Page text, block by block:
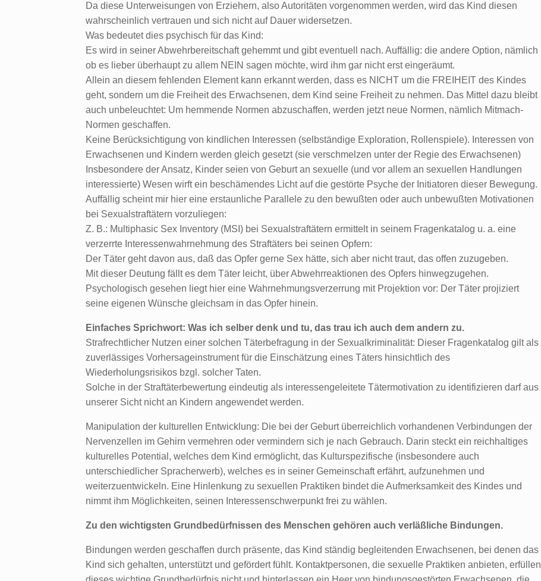
Da diese Unterweisungen von Erziehern, also Autoritäten vorgenommen werden, wird das Kind diesen
wahrscheinlich vertrauen und sich nicht auf Dauer widersetzen.
Was bedeutet dies psychisch für das Kind:
Es wird in seiner Abwehrbereitschaft gehemmt und gibt eventuell nach. Auffällig: die andere Option, nämlich
ob es lieber überhaupt zu allem NEIN sagen möchte, wird ihm gar nicht erst eingeräumt.
Allein an diesem fehlenden Element kann erkannt werden, dass es NICHT um die FREIHEIT des Kindes
geht, sondern um die Freiheit des Erwachsenen, dem Kind seine Freiheit zu nehmen. Das Mittel dazu bleibt
auch unbeleuchtet: Um hemmende Normen abzuschaffen, werden jetzt neue Normen, nämlich Mitmach-
Normen geschaffen.
Keine Berücksichtigung von kindlichen Interessen (selbständige Exploration, Rollenspiele). Interessen von
Erwachsenen und Kindern werden gleich gesetzt (sie verschmelzen unter der Regie des Erwachsenen)
Insbesondere der Ansatz, Kinder seien von Geburt an sexuelle (und vor allem an sexuellen Handlungen
interessierte) Wesen wirft ein beschämendes Licht auf die gestörte Psyche der Initiatoren dieser Bewegung.
Auffällig scheint mir hier eine erstaunliche Parallele zu den bewußten oder auch unbewußten Motivationen
bei Sexualstraftätern vorzuliegen:
Z. B.: Multiphasic Sex Inventory (MSI) bei Sexualstraftätern ermittelt in seinem Fragenkatalog u. a. eine
verzerrte Interessenwahrnehmung des Straftäters bei seinen Opfern:
Der Täter geht davon aus, daß das Opfer gerne Sex hätte, sich aber nicht traut, das offen zuzugeben.
Mit dieser Deutung fällt es dem Täter leicht, über Abwehrreaktionen des Opfers hinwegzugehen.
Psychologisch gesehen liegt hier eine Wahrnehmungsverzerrung mit Projektion vor: Der Täter projiziert
seine eigenen Wünsche gleichsam in das Opfer hinein.
Einfaches Sprichwort: Was ich selber denk und tu, das trau ich auch dem andern zu.
Strafrechtlicher Nutzen einer solchen Täterbefragung in der Sexualkriminalität: Dieser Fragenkatalog gilt als
zuverlässiges Vorhersageinstrument für die Einschätzung eines Täters hinsichtlich des
Wiederholungsrisikos bzgl. solcher Taten.
Solche in der Straftäterbewertung eindeutig als interessengeleitete Tätermotivation zu identifizieren darf aus
unserer Sicht nicht an Kindern angewendet werden.
Manipulation der kulturellen Entwicklung: Die bei der Geburt überreichlich vorhandenen Verbindungen der
Nervenzellen im Gehirn vermehren oder vermindern sich je nach Gebrauch. Darin steckt ein reichhaltiges
kulturelles Potential, welches dem Kind ermöglicht, das Kulturspezifische (insbesondere auch
unterschiedlicher Spracherwerb), welches es in seiner Gemeinschaft erfährt, aufzunehmen und
weiterzuentwickeln. Eine Hinlenkung zu sexuellen Praktiken bindet die Aufmerksamkeit des Kindes und
nimmt ihm Möglichkeiten, seinen Interessenschwerpunkt frei zu wählen.
Zu den wichtigsten Grundbedürfnissen des Menschen gehören auch verläßliche Bindungen.
Bindungen werden geschaffen durch präsente, das Kind ständig begleitenden Erwachsenen, bei denen das
Kind sich gehalten, unterstützt und gefördert fühlt. Kontaktpersonen, die sexuelle Praktiken anbieten, erfüllen